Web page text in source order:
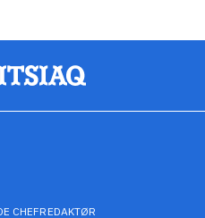
CHEFREDAKTØR